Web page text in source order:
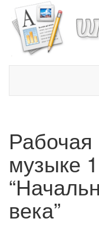
музыке
века”